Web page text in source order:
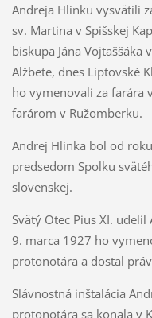
Andreja Hlinku vysvätili
sv. Martina v Spišskej
biskupa Jána Vojtaššáka
Alžbete, dnes Liptovské
ho vymenovali za farára
farárom v Ružomberku.
Andrej Hlinka bol od
predsedom Spolku
slovenskej.
Svätý Otec Pius XI.
9. marca 1927 ho
protonotára a dostal
Slávnostná inštalácia
protonotára sa konala v